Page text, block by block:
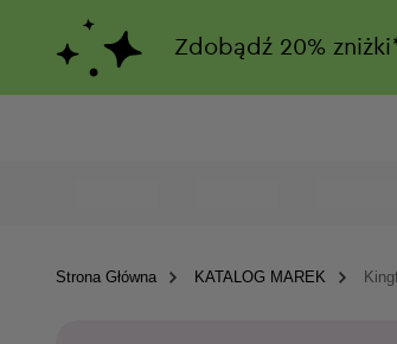
Zdobądź 20%
Strona Główna KATALOG MAREK